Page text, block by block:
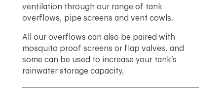
ventilation through our range of tank
overflows, pipe screens and vent cowls.
All our overflows can also be paired with
mosquito proof screens or flap valves, and
some can be used to increase your tank’s
rainwater storage capacity.